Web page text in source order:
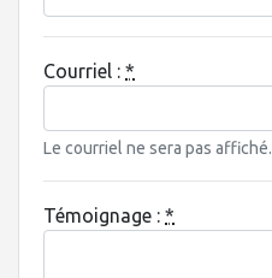
Courriel : *
Le courriel ne sera pas affiché.
Témoignage : *